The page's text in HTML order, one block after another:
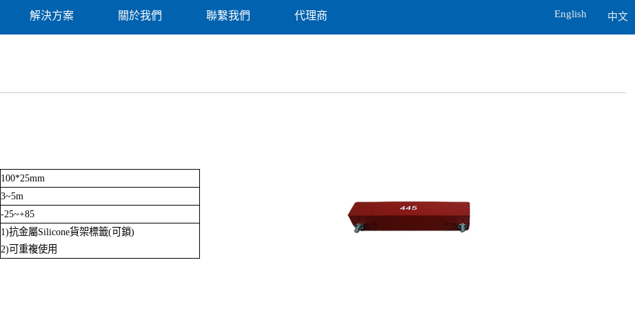
解決方案 關於我們 聯繫我們 代理商 中文
English
100*25mm
3~5m
-25~+85
1)抗金屬Silicone貨架標籤(可鎖)
2)可重複使用